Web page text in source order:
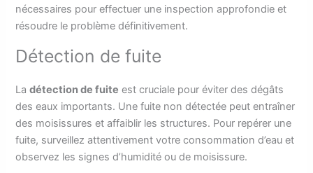
nécessaires pour effectuer une inspection approfondie et
résoudre le problème définitivement.
Détection de fuite
Ladétection de fuite est cruciale pour éviter des dégâts
des eaux importants. Une fuite non détectée peut entraîner
des moisissures et affaiblir les structures. Pour repérer une
fuite, surveillez attentivement votre consommation d’eau et
observez les signes d’humidité ou de moisissure.